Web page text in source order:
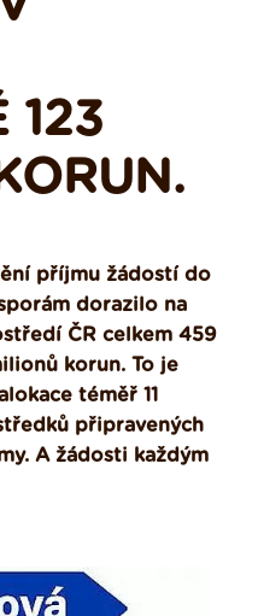
123
příjmu žádostí do
dorazilo na
ČR celkem 459
korun. To je
téměř 11
připravených
A žádosti každým